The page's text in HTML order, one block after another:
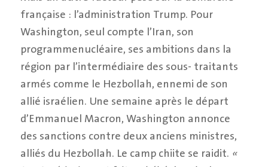
française : l’administration Trump. Pour
Washington, seul compte l’Iran, son
programmenucléaire, ses ambitions dans la
région par l’intermédiaire des sous- traitants
armés comme le Hezbollah, ennemi de son
allié israélien. Une semaine après le départ
d’Emmanuel Macron, Washington annonce
des sanctions contre deux anciens ministres,
alliés du Hezbollah. Le camp chiite se raidit. «